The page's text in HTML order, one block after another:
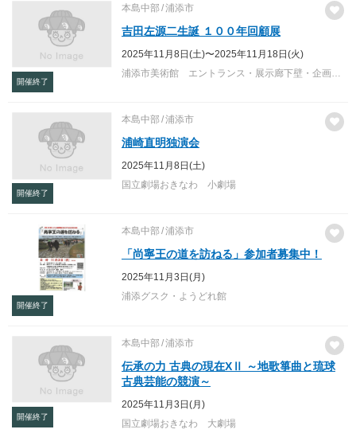
開催終了
本島中部 浦添市
吉田左源二生誕 １００年回顧展
2025年11月8日(土)〜2025年11月18日(火)
浦添市美術館 エントランス・展示廊下壁・企画展示室１・２・３
開催終了
本島中部 浦添市
浦崎直明独演会
2025年11月8日(土)
国立劇場おきなわ 小劇場
開催終了
本島中部 浦添市
「尚寧王の道を訪ねる」参加者募集中！
2025年11月3日(月)
浦添グスク・ようどれ館
開催終了
本島中部 浦添市
伝承の力 古典の現在XⅡ ～地歌箏曲と琉球
古典芸能の競演～
2025年11月3日(月)
国立劇場おきなわ 大劇場